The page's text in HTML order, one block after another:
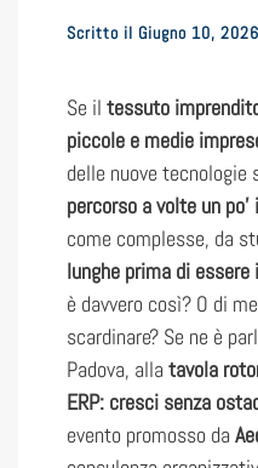
Scritto il Giugno 10, 2026
Se il tessuto
piccole e medie
delle nuove tecnologie
percorso a volte un
come complesse, da
lunghe prima di
è davvero così? O di
scardinare? Se ne è
Padova, alla tavola
ERP: cresci senza
evento promosso da